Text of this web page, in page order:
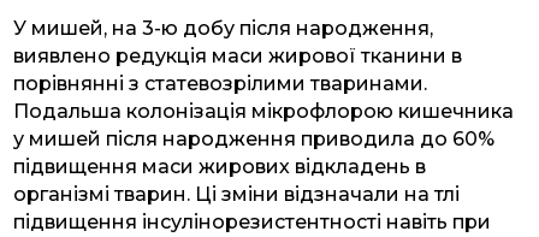
У мишей, на 3-ю добу після народження,
виявлено редукція маси жирової тканини в
порівнянні з статевозрілими тваринами.
Подальша колонізація мікрофлорою кишечника
у мишей після народження приводила до 60%
підвищення маси жирових відкладень в
організмі тварин. Ці зміни відзначали на тлі
підвищення інсулінорезистентності навіть при